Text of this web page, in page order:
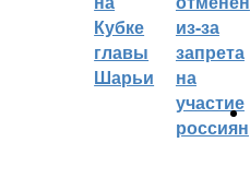
Кубке
главы
Шарьи
из-за
запрета
на
участие
россиян